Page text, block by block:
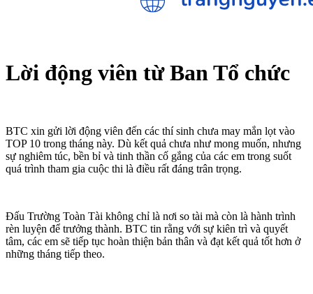
Lời động viên từ Ban Tổ chức
BTC xin gửi lời động viên đến các thí sinh chưa may mắn lọt vào
TOP 10 trong tháng này. Dù kết quả chưa như mong muốn, nhưng
sự nghiêm túc, bền bỉ và tinh thần cố gắng của các em trong suốt
quá trình tham gia cuộc thi là điều rất đáng trân trọng.
Đấu Trường Toàn Tài không chỉ là nơi so tài mà còn là hành trình
rèn luyện để trưởng thành. BTC tin rằng với sự kiên trì và quyết
tâm, các em sẽ tiếp tục hoàn thiện bản thân và đạt kết quả tốt hơn ở
những tháng tiếp theo.